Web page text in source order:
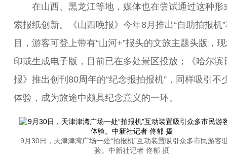
在山西、黑龙江等地，媒体也在尝试通过这种形
索报纸创新。《山西晚报》今年8月推出“自助拍报机
目，游客可登上带有“山河+”报头的文旅主题头版，
印或生成电子版，目前已在多处景区投放；《哈尔滨
报》推出创刊80周年的“纪念报拍报机”，同样吸引不
体验，成为旅途中颇具纪念意义的一环。
9月30日，天津津湾广场一处“拍报机”互动装置吸引众多市民游客
验。中新社记者 佟郁 摄